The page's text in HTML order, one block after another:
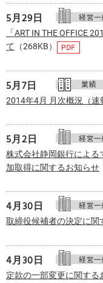
5月29日
「ART IN THE OFFICE
て （268KB）
5月7日
2014年4月 月次概況（速
5月2日
株式会社静岡銀行による
加取得に関するお知らせ
4月30日
取締役候補者の決定に関
4月30日
定款の一部変更に関する